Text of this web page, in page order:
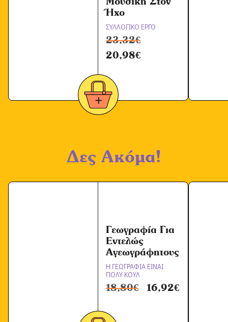
Ήχο
ΣΥΛΛΟΓΙΚΟ ΕΡΓΟ
23,32€
20,98€
Δες Ακόμα!
Γεωγραφία Για
Εντελώς
Αγεωγράφητους
Η ΓΕΩΓΡΑΦΙΑ ΕΙΝΑΙ
ΠΟΛΥ ΚΟΥΛ
18,80€ 16,92€